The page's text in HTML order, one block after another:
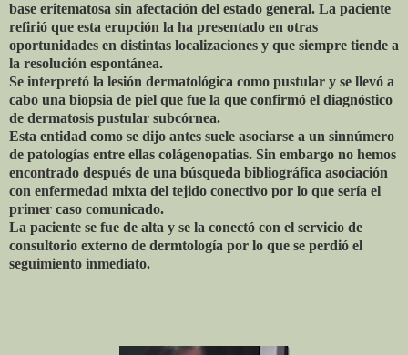
base eritematosa sin afectación del estado general. La paciente
refirió que esta erupción la ha presentado en otras
oportunidades en distintas localizaciones y que siempre tiende a
la resolución espontánea.
Se interpretó la lesión dermatológica como pustular y se llevó a
cabo una biopsia de piel que fue la que confirmó el diagnóstico
de dermatosis pustular subcórnea.
Esta entidad como se dijo antes suele asociarse a un sinnúmero
de patologías entre ellas colágenopatias. Sin embargo no hemos
encontrado después de una búsqueda bibliográfica asociación
con enfermedad mixta del tejido conectivo por lo que sería el
primer caso comunicado.
La paciente se fue de alta y se la conectó con el servicio de
consultorio externo de dermtología por lo que se perdió el
seguimiento inmediato.